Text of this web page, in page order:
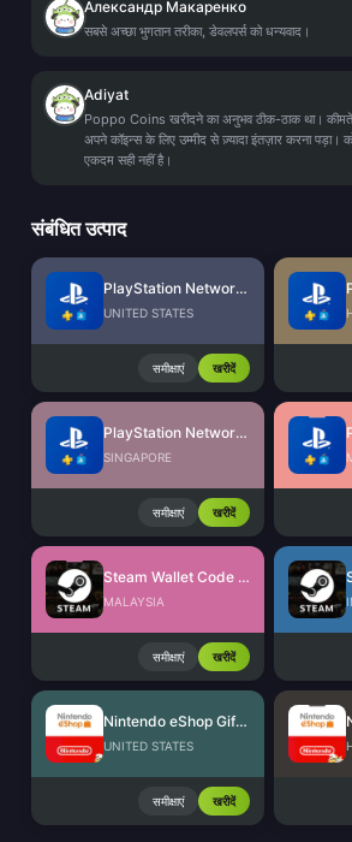
Александр Макаренко
सबसे अच्छा भुगतान तरीका, डेवलपर्स को धन्यवाद।
Adiyat
Poppo Coins खरीदने का अनुभव ठीक-ठाक था।
अपने कॉइन्स के लिए उम्मीद से ज़्यादा इंतज़ार करना पड़ा।
एकदम सही नहीं है।
संबंधित उत्पाद
PlayStation Network Card (US)
UNITED STATES
समीक्षाएं खरीदें
PlayStation Network Card (SG)
SINGAPORE
समीक्षाएं खरीदें
Steam Wallet Code (MYR)
MALAYSIA
समीक्षाएं खरीदें
Nintendo eShop Gift Card (US)
UNITED STATES
समीक्षाएं खरीदें